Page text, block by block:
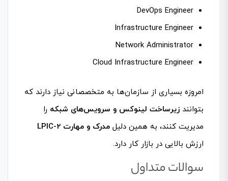
DevOps Engineer
Infrastructure Engineer
Network Administrator
Cloud Infrastructure Engineer
امروزه بسیاری از سازمان‌ها به متخصصانی نیاز دارند که
بتوانند زیرساخت لینوکس و سرویس‌های شبکه را
مدیریت کنند، به همین دلیل مدرک و مهارت LPIC-2
ارزش بالایی در بازار کار دارد.
سوالات متداول